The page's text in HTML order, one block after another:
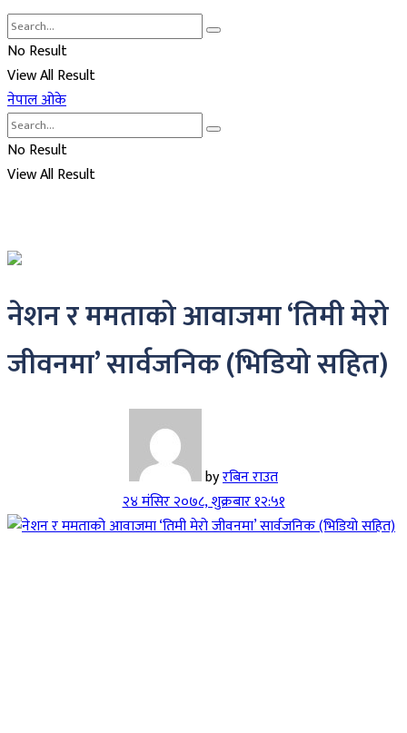
No Result
View All Result
नेपाल ओके
No Result
View All Result
नेशन र ममताको आवाजमा ‘तिमी मेरो
जीवनमा’ सार्वजनिक (भिडियो सहित)
byरबिन राउत
२४ मंसिर २०७८, शुक्रबार १२:५१